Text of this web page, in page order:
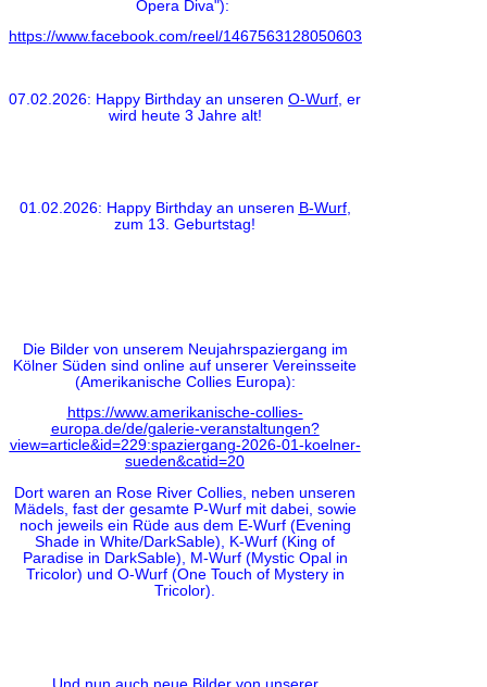
Opera Diva"):
https://www.facebook.com/reel/1467563128050603
07.02.2026: Happy Birthday an unseren O-Wurf , er
wird heute3 Jahre alt!
01.02.2026: Happy Birthday an unseren B-Wurf,
zum 13. Geburtstag!
Die Bilder von unserem Neujahrspaziergang im
Kölner Süden sind online auf unserer Vereinsseite
(Amerikanische Collies Europa):
https://www.amerikanische-collies-
europa.de/de/galerie-veranstaltungen?
view=article&id=229:spaziergang-2026-01-koelner-
sueden&catid=20
Dort waren an Rose River Collies, neben unseren
Mädels, fast der gesamte P-Wurf mit dabei, sowie
noch jeweils ein Rüde aus dem E-Wurf (Evening
Shade in White/DarkSable), K-Wurf (King of
Paradise in DarkSable), M-Wurf (Mystic Opal in
Tricolor) und O-Wurf (One Touch of Mystery in
Tricolor).